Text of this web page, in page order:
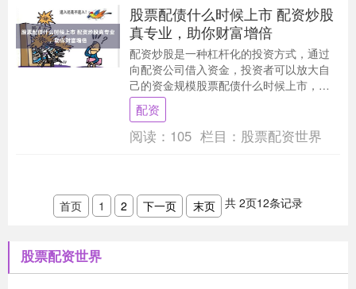
股票配债什么时候上市 配资炒股
真专业，助你财富增倍
配资炒股是一种杠杆化的投资方式，通过
向配资公司借入资金，投资者可以放大自
己的资金规模股票配债什么时候上市，从
而获得更高的收益。配资炒股具有以下优
势： 论坛成员分....
配资
阅读： 105 栏目： 股票配资世界
首页 1 2 下一页 末页 共 2页12条记录
股票配资世界